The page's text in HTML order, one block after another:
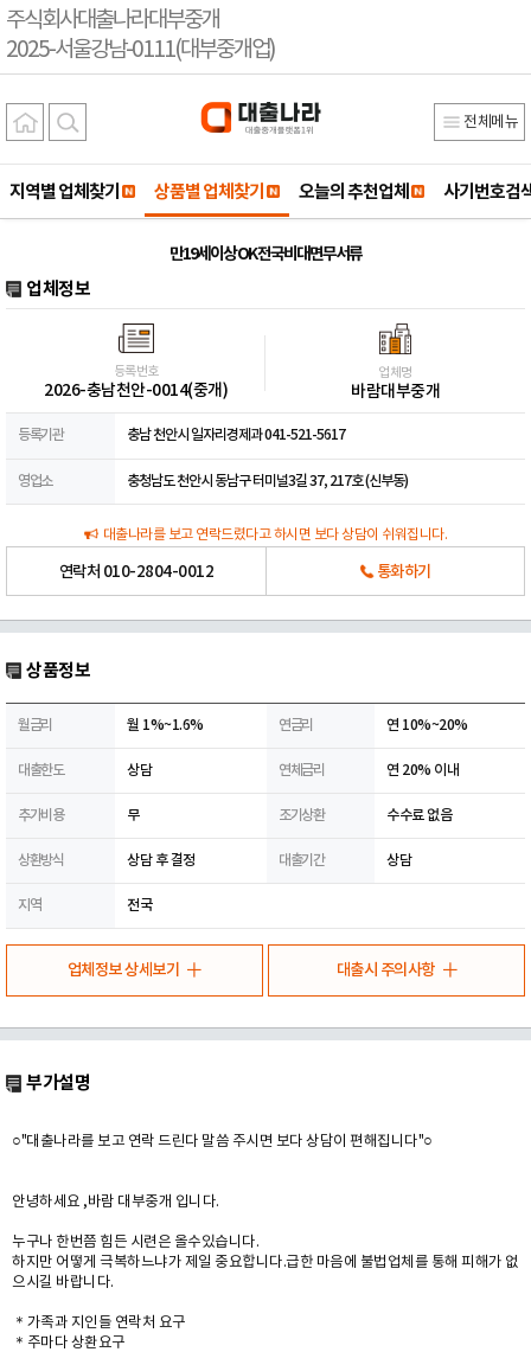
주식회사대출나라대부중개
2025-서울강남-0111(대부중개업)
전체메뉴
지역별 업체찾기 상품별 업체찾기 오늘의 추천업체 사기번호검
만19세이상 OK 전국비대면무서류
업체정보
등록번호
2026-충남천안-0014(중개)
업체명
바람대부중개
등록기관 충남 천안시 일자리경제과 041-521-5617
영업소 충청남도 천안시 동남구 터미널3길 37, 217호 (신부동)
대출나라를 보고 연락드렸다고 하시면 보다 상담이 쉬워집니다.
연락처 010-2804-0012 통화하기
상품정보
월금리 월 1%~1.6% 연금리 연 10%~20%
대출한도 상담 연체금리 연 20% 이내
추가비용 무 조기상환 수수료 없음
상환방식 상담 후 결정 대출기간 상담
지역 전국
업체정보 상세보기 대출시 주의사항
부가설명
○"대출나라를 보고 연락 드린다 말씀 주시면 보다 상담이 편해집니다"○
안녕하세요 ,바람 대부중개 입니다.
누구나 한번쯤 힘든 시련은 올수있습니다.
하지만 어떻게 극복하느냐가 제일 중요합니다.급한 마음에 불법업체를 통해 피해가 없
으시길 바랍니다.
＊가족과 지인들 연락처 요구
＊주마다 상환요구